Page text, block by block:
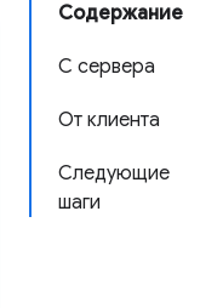
Содержание
С сервера
От клиента
Следующие
шаги